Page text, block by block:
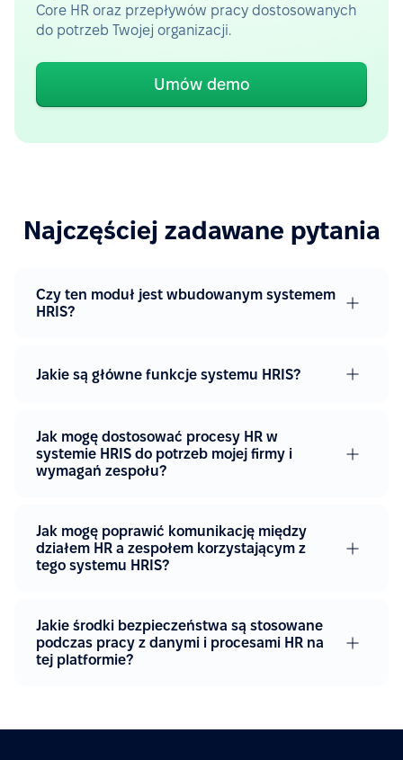
Core HR oraz przepływów pracy dostosowanych
do potrzeb Twojej organizacji.
Umów demo
Najczęściej zadawane pytania
Czy ten moduł jest wbudowanym systemem
HRIS?
Jakie są główne funkcje systemu HRIS?
Jak mogę dostosować procesy HR w
systemie HRIS do potrzeb mojej firmy i
wymagań zespołu?
Jak mogę poprawić komunikację między
działem HR a zespołem korzystającym z
tego systemu HRIS?
Jakie środki bezpieczeństwa są stosowane
podczas pracy z danymi i procesami HR na
tej platformie?